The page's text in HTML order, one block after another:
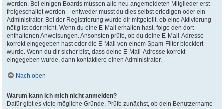
werden. Bei einigen Boards müssen alle neu angemeldeten Mitglieder erst
freigeschaltet werden – entweder musst du dies selbst erledigen oder ein
Administrator. Bei der Registrierung wurde dir mitgeteilt, ob eine Aktivierung
nötig ist oder nicht. Wenn du eine E-Mail erhalten hast, folge den dort
enthaltenen Anweisungen. Ansonsten prüfe, ob du deine E-Mail-Adresse
korrekt eingegeben hast oder die E-Mail von einem Spam-Filter blockiert
wurde. Wenn du dir sicher bist, dass deine E-Mail-Adresse korrekt
eingegeben wurde, dann kontaktiere einen Administrator.
Nach oben
Warum kann ich mich nicht anmelden?
Dafür gibt es viele mögliche Gründe. Prüfe zunächst, ob dein Benutzername